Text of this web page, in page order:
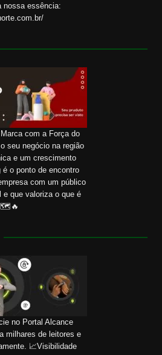
nossa essência:
com a Força do
seu negócio na região
e um crescimento
o ponto de encontro
com um público
e que valoriza o que é
🗺️🔥
no Portal Alcance
milhares de leitores e
📈Visibilidade